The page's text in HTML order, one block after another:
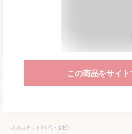
この商品をサイ
ポルカドット(50代・女性)